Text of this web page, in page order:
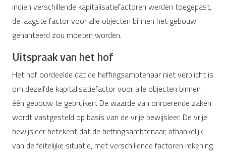
indien verschillende kapitalisatiefactoren werden toegepast,
de laagste factor voor alle objecten binnen het gebouw
gehanteerd zou moeten worden.
Uitspraak van het hof
Het hof oordeelde dat de heffingsambtenaar niet verplicht is
om dezelfde kapitalisatiefactor voor alle objecten binnen
één gebouw te gebruiken. De waarde van onroerende zaken
wordt vastgesteld op basis van de vrije bewijsleer. De vrije
bewijsleer betekent dat de heffingsambtenaar, afhankelijk
van de feitelijke situatie, met verschillende factoren rekening